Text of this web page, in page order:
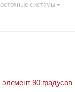
системы —